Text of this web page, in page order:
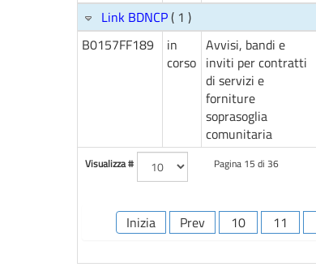
Visualizza # Pagina 15 di 36
Inizia Prev 10 11
Link BDNCP( 1 )
B0157FF189
in
corso
Avvisi, bandi e
inviti per contratti
di servizi e
forniture
soprasoglia
comunitaria